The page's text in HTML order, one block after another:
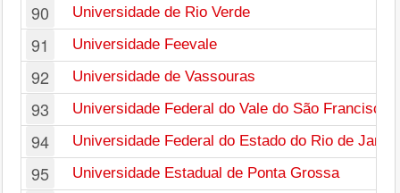
90 Universidade de Rio Verde
91 Universidade Feevale
92 Universidade de Vassouras
93 Universidade Federal do Vale do São Francisco
94 Universidade Federal do Estado do Rio de
95 Universidade Estadual de Ponta Grossa